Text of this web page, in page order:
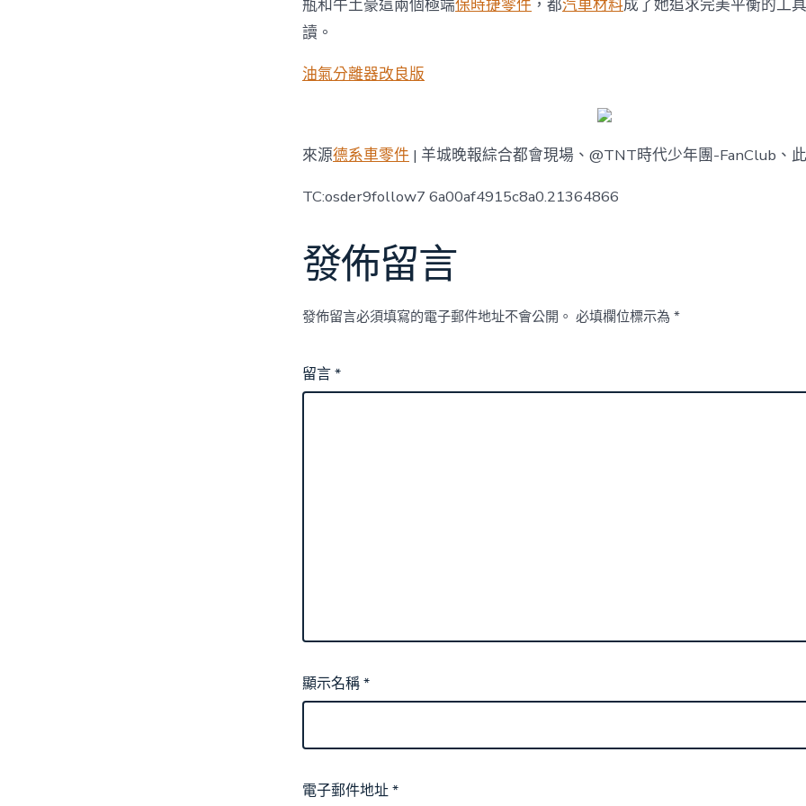
關
瓶和牛土豪這兩個極端保時捷零件 ，都汽車材料成了她追求完美平衡的工
讀。
油氣分離器改良版
來源德系車零件 | 羊城晚報綜合都會現場、@TNT時代少年團-FanClub、
TC:osder9follow7 6a00af4915c8a0.21364866
發佈留言
發佈留言必須填寫的電子郵件地址不會公開。 必填欄位標示為 *
留言*
顯示名稱*
電子郵件地址*